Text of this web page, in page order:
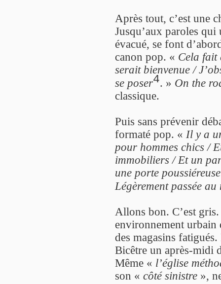
Après tout, c’est une
Jusqu’aux paroles
évacué, se font
canon pop. « Cela fait
serait bienvenue /
se poser4. » On the
classique.
Puis sans prévenir
formaté pop. « Il y a
pour hommes chics /
immobiliers / Et un
une porte
Légèrement passée
Allons bon. C’est
environnement urbain
des magasins
Bicêtre un après-midi
Même « l’église
son « côté sinistre »,